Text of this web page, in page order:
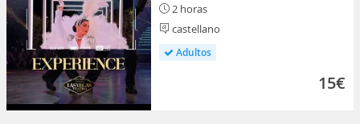
2 horas
castellano
Adultos
15€